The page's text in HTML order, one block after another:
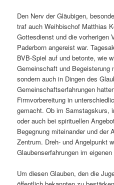
Den Nerv der Gläubigen,
traf auch Weihbischof Matthias
Gottesdienst und die vorherigen
Paderborn angereist war.
BVB-Spiel auf und betonte, wie
Gemeinschaft und Begeisterung
sondern auch in Dingen des
Gemeinschaftserfahrungen
Firmvorbereitung in
gemacht. Ob im Samstagskurs,
oder auch bei spirituellen
Begegnung miteinander und der
Zentrum. Dreh- und Angelpunkt
Glaubenserfahrungen im eigenen
Um diesen Glauben, den die